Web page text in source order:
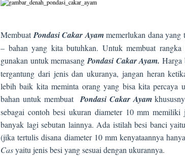
MembuatPondasi Cakar Ayammemerlukan dana yang
– bahan yang kita butuhkan. Untuk membuat
gunakan untuk memasangPondasi Cakar Ayam.Harga
tergantung dari jenis dan ukuranya, jangan heran
lebih baik kita meminta orang yang bisa kita percaya
bahan untuk membuat Pondasi Cakar Ayam
sebagai contoh besi ukuran diameter 10 mm
banyak lagi sebutan lainnya. Ada istilah besi banci
(jika tertulis disana diameter 10 mm kenyataannya
Casyaitu jenis besi yang sesuai dengan ukurannya.